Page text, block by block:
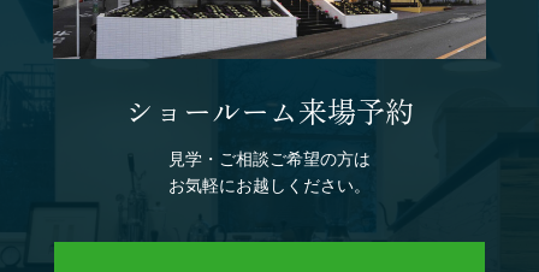
ショールーム来場予約
見学・ご相談ご希望の方は
お気軽にお越しください。